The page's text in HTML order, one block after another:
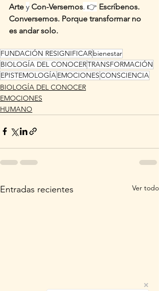
Arte y Con-Versemos. 👉 Escríbenos.
Conversemos. Porque transformar no
es andar solo.
FUNDACIÓN RESIGNIFICARbienestar
BIOLOGÍA DEL CONOCERTRANSFORMACIÓN
EPISTEMOLOGÍAEMOCIONESCONSCIENCIA
BIOLOGÍA DEL CONOCER
EMOCIONES
HUMANO
Entradas recientes Ver todo